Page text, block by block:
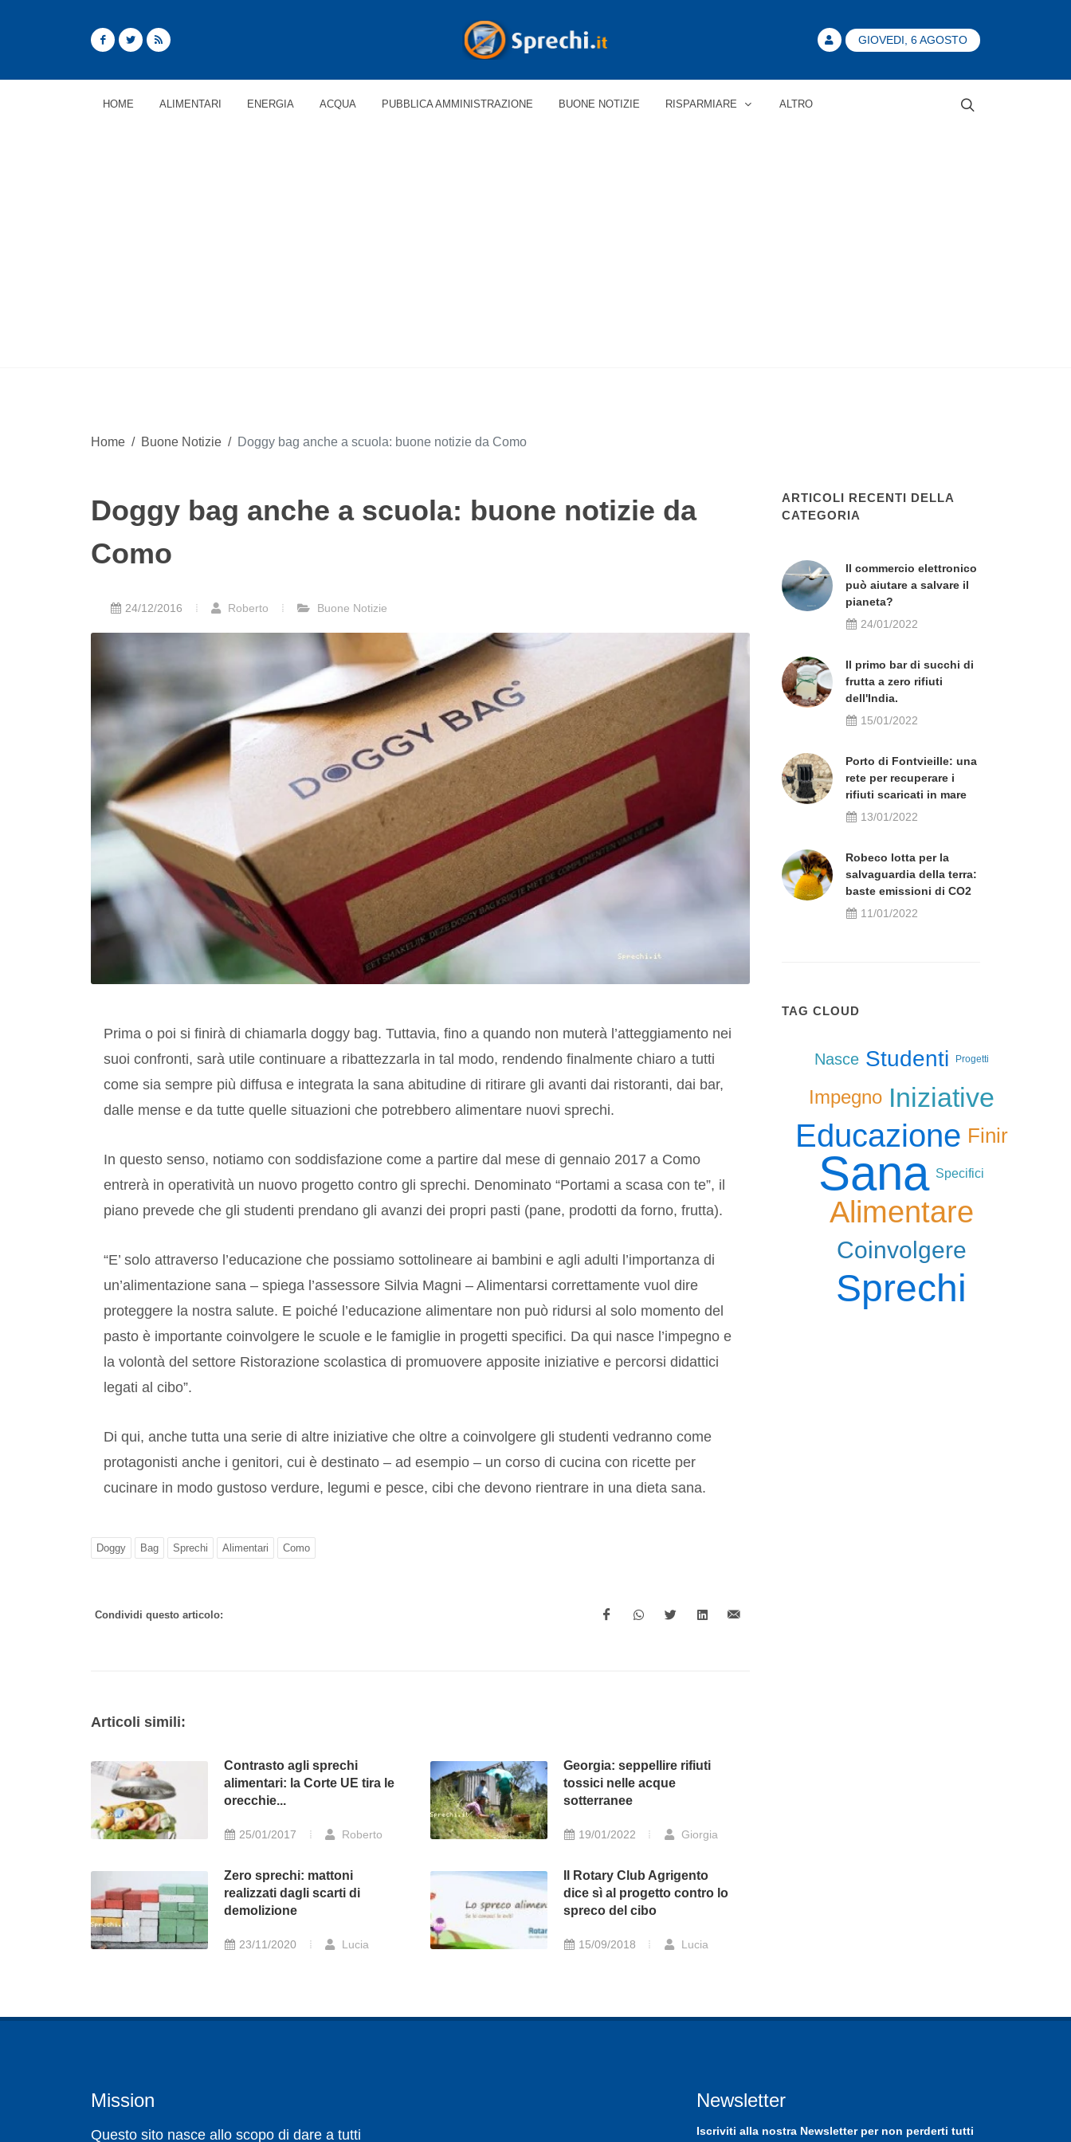
GIOVEDI, 6 AGOSTO
HOME ALIMENTARI ENERGIA ACQUA PUBBLICA AMMINISTRAZIONE BUONE NOTIZIE RISPARMIARE ALTRO
Home / Buone Notizie / Doggy bag anche a scuola: buone notizie da Como
Doggy bag anche a scuola: buone notizie da
Como
24/12/2016 Roberto Buone Notizie
Prima o poi si finirà di chiamarla doggy bag. Tuttavia, fino a quando non muterà l’atteggiamento nei
suoi confronti, sarà utile continuare a ribattezzarla in tal modo, rendendo finalmente chiaro a tutti
come sia sempre più diffusa e integrata la sana abitudine di ritirare gli avanti dai ristoranti, dai bar,
dalle mense e da tutte quelle situazioni che potrebbero alimentare nuovi sprechi.
In questo senso, notiamo con soddisfazione come a partire dal mese di gennaio 2017 a Como
entrerà in operatività un nuovo progetto contro gli sprechi. Denominato “Portami a scasa con te”, il
piano prevede che gli studenti prendano gli avanzi dei propri pasti (pane, prodotti da forno, frutta).
“E’ solo attraverso l’educazione che possiamo sottolineare ai bambini e agli adulti l’importanza di
un’alimentazione sana – spiega l’assessore Silvia Magni – Alimentarsi correttamente vuol dire
proteggere la nostra salute. E poiché l’educazione alimentare non può ridursi al solo momento del
pasto è importante coinvolgere le scuole e le famiglie in progetti specifici. Da qui nasce l’impegno e
la volontà del settore Ristorazione scolastica di promuovere apposite iniziative e percorsi didattici
legati al cibo”.
Di qui, anche tutta una serie di altre iniziative che oltre a coinvolgere gli studenti vedranno come
protagonisti anche i genitori, cui è destinato – ad esempio – un corso di cucina con ricette per
cucinare in modo gustoso verdure, legumi e pesce, cibi che devono rientrare in una dieta sana.
Doggy Bag Sprechi Alimentari Como
Condividi questo articolo:
Articoli simili:
Contrasto agli sprechi
alimentari: la Corte UE tira le
orecchie...
25/01/2017 Roberto
Georgia: seppellire rifiuti
tossici nelle acque
sotterranee
19/01/2022 Giorgia
Zero sprechi: mattoni
realizzati dagli scarti di
demolizione
23/11/2020 Lucia
Il Rotary Club Agrigento
dice sì al progetto contro lo
spreco del cibo
15/09/2018 Lucia
ARTICOLI RECENTI DELLA
CATEGORIA
Il commercio elettronico
può aiutare a salvare il
pianeta?
24/01/2022
Il primo bar di succhi di
frutta a zero rifiuti
dell'India.
15/01/2022
Porto di Fontvieille: una
rete per recuperare i
rifiuti scaricati in mare
13/01/2022
Robeco lotta per la
salvaguardia della terra:
baste emissioni di CO2
11/01/2022
TAG CLOUD
Nasce Studenti Progetti
Impegno Iniziative
Educazione Finir
Sana Specifici
Alimentare
Coinvolgere
Sprechi
Mission
Questo sito nasce allo scopo di dare a tutti
Newsletter
Iscriviti alla nostra Newsletterper non perderti tutti